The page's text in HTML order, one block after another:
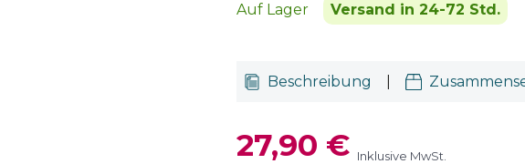
Auf Lager Versand in 24-72 Std.
Beschreibung
27,90 € Inklusive MwSt.